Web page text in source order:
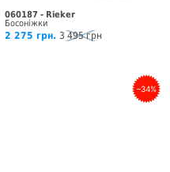
060187 - Rieker
Босоніжки
2 275 грн. 3 495 грн
–34%